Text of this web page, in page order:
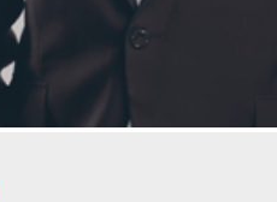
конкурсов
сопрано
1 час 30 минут.